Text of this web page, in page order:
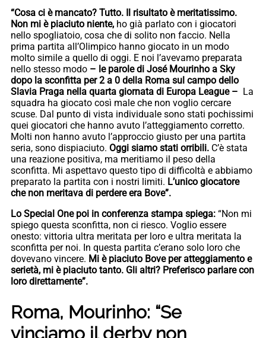
“Cosa ci è mancato? Tutto. Il risultato è meritatissimo.
Non mi è piaciuto niente, ho già parlato con i giocatori
nello spogliatoio, cosa che di solito non faccio. Nella
prima partita all’Olimpico hanno giocato in un modo
molto simile a quello di oggi. E noi l’avevamo preparata
nello stesso modo – le parole di José Mourinho a Sky
dopo la sconfitta per 2 a 0 della Roma sul campo dello
Slavia Praga nella quarta giornata di Europa League – La
squadra ha giocato così male che non voglio cercare
scuse. Dal punto di vista individuale sono stati pochissimi
quei giocatori che hanno avuto l’atteggiamento corretto.
Molti non hanno avuto l’approccio giusto per una partita
seria, sono dispiaciuto. Oggi siamo stati orribili. C’è stata
una reazione positiva, ma meritiamo il peso della
sconfitta. Mi aspettavo questo tipo di difficoltà e abbiamo
preparato la partita con i nostri limiti. L’unico giocatore
che non meritava di perdere era Bove”.
Lo Special One poi in conferenza stampa spiega: “Non mi
spiego questa sconfitta, non ci riesco. Voglio essere
onesto: vittoria ultra meritata per loro e ultra meritata la
sconfitta per noi. In questa partita c’erano solo loro che
dovevano vincere. Mi è piaciuto Bove per atteggiamento e
serietà, mi è piaciuto tanto. Gli altri? Preferisco parlare con
loro direttamente”.
Roma, Mourinho: “Se
vinciamo il derby non